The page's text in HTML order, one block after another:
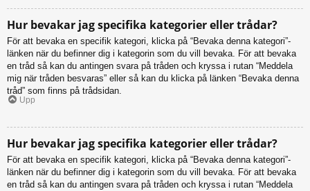
Hur bevakar jag specifika kategorier eller trådar?
För att bevaka en specifik kategori, klicka på “Bevaka denna kategori”-
länken när du befinner dig i kategorin som du vill bevaka. För att bevaka
en tråd så kan du antingen svara på tråden och kryssa i rutan “Meddela
mig när tråden besvaras” eller så kan du klicka på länken “Bevaka denna
tråd” som finns på trådsidan.
Upp
Hur bevakar jag specifika kategorier eller trådar?
För att bevaka en specifik kategori, klicka på “Bevaka denna kategori”-
länken när du befinner dig i kategorin som du vill bevaka. För att bevaka
en tråd så kan du antingen svara på tråden och kryssa i rutan “Meddela